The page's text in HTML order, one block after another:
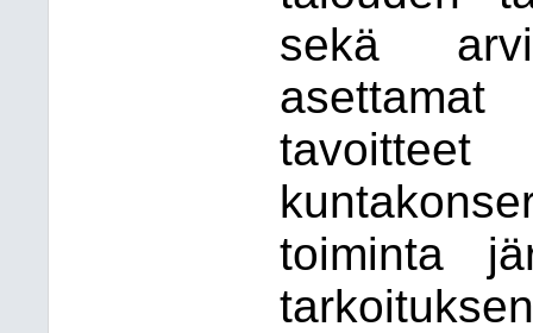
sekä
toiminta